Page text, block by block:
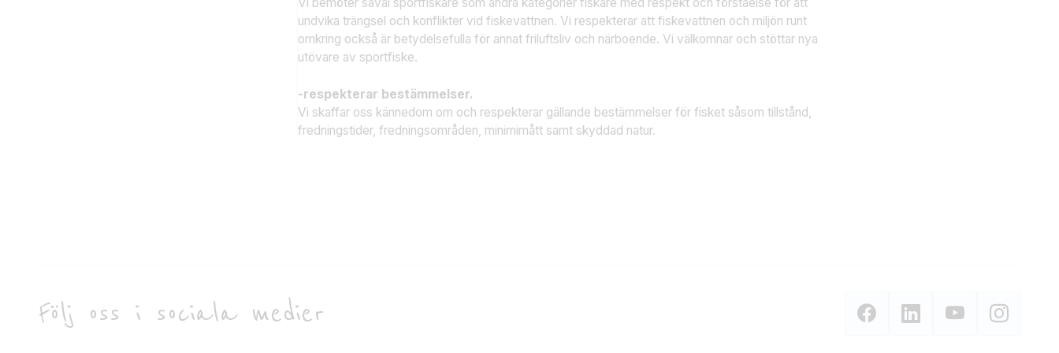
undvika trängsel och konflikter vid fiskevattnen. Vi respekterar att fiskevattnen och miljön runt
omkring också är betydelsefulla för annat friluftsliv och närboende. Vi välkomnar och stöttar nya
utövare av sportfiske.
-respekterar bestämmelser.
Vi skaffar oss kännedom om och respekterar gällande bestämmelser för fisket såsom tillstånd,
fredningstider, fredningsområden, minimimått samt skyddad natur.
Följ oss i sociala medier